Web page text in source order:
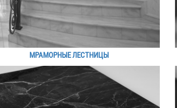
МРАМОРНЫЕ ЛЕСТНИЦЫ